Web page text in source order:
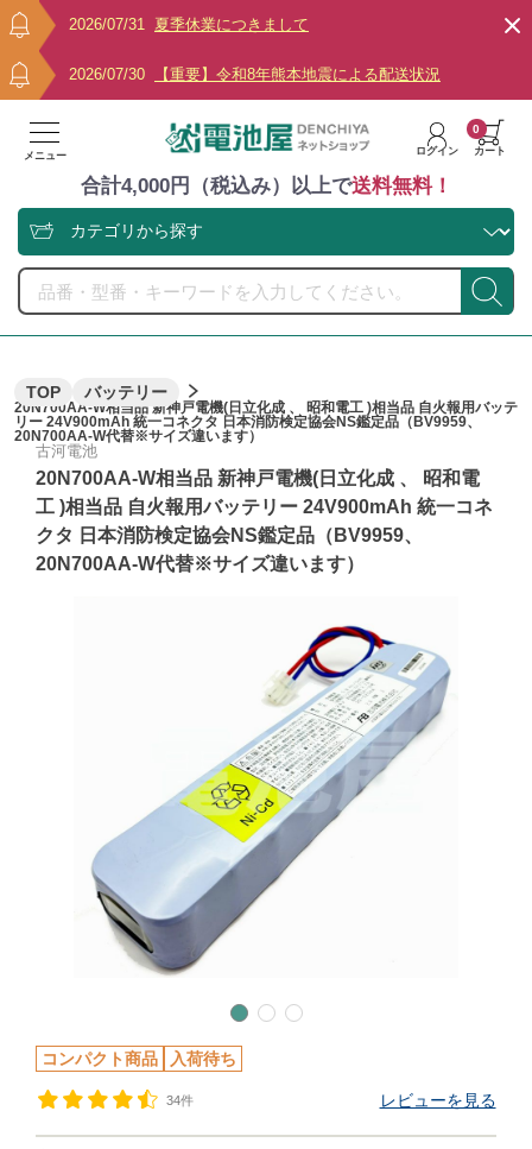
2026/07/31 夏季休業につきまして
2026/07/30 【重要】令和8年熊本地震による配送状況
メニュー ログイン カート
0
合計4,000円（税込み）以上で送料無料！
TOP バッテリー
20N700AA-W相当品 新神戸電機(日立化成 、 昭和電工 )相当品 自火報用バッテ
リー 24V900mAh 統一コネクタ 日本消防検定協会NS鑑定品（BV9959、
20N700AA-W代替※サイズ違います）
古河電池
20N700AA-W相当品 新神戸電機(日立化成 、 昭和電
工 )相当品 自火報用バッテリー 24V900mAh 統一コネ
クタ 日本消防検定協会NS鑑定品（BV9959、
20N700AA-W代替※サイズ違います）
コンパクト商品 入荷待ち
34件 レビューを見る